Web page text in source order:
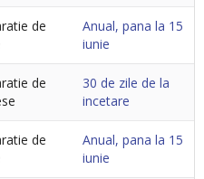
de
Anual, pana la 15
iunie
de
30 de zile de la
incetare
de
Anual, pana la 15
iunie